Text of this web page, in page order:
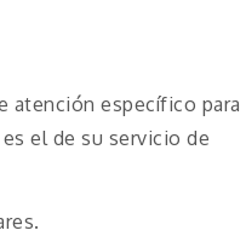
atención específico para
el de su servicio de